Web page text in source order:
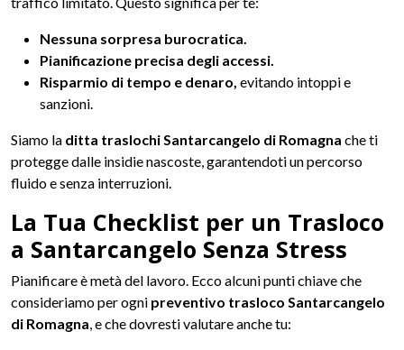
Nessuna sorpresa burocratica.
Pianificazione precisa degli accessi.
Risparmio di tempo e denaro, evitando intoppi e
sanzioni.
Siamo la ditta traslochi Santarcangelo di Romagna che ti
protegge dalle insidie nascoste, garantendoti un percorso
fluido e senza interruzioni.
La Tua Checklist per un Trasloco
a Santarcangelo Senza Stress
Pianificare è metà del lavoro. Ecco alcuni punti chiave che
consideriamo per ogni preventivo trasloco Santarcangelo
di Romagna, e che dovresti valutare anche tu: